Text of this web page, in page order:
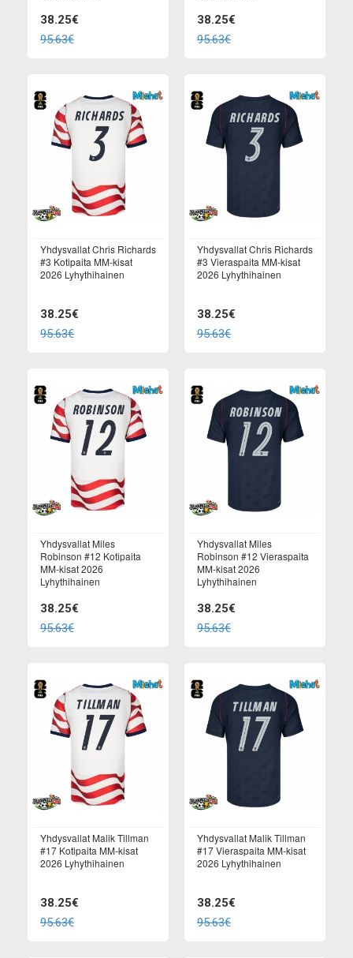
38.25€
95.63€
38.25€
95.63€
Yhdysvallat Chris Richards
#3 Kotipaita MM-kisat
2026 Lyhythihainen
38.25€
95.63€
Yhdysvallat Chris Richards
#3 Vieraspaita MM-kisat
2026 Lyhythihainen
38.25€
95.63€
Yhdysvallat Miles
Robinson #12 Kotipaita
MM-kisat 2026
Lyhythihainen
38.25€
95.63€
Yhdysvallat Miles
Robinson #12 Vieraspaita
MM-kisat 2026
Lyhythihainen
38.25€
95.63€
Yhdysvallat Malik Tillman
#17 Kotipaita MM-kisat
2026 Lyhythihainen
38.25€
95.63€
Yhdysvallat Malik Tillman
#17 Vieraspaita MM-kisat
2026 Lyhythihainen
38.25€
95.63€